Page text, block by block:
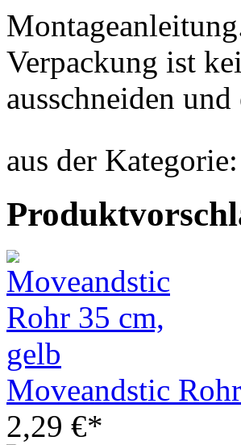
Verpackung ist
ausschneiden
aus der Kategorie:
Moveandstic
2,29 €*